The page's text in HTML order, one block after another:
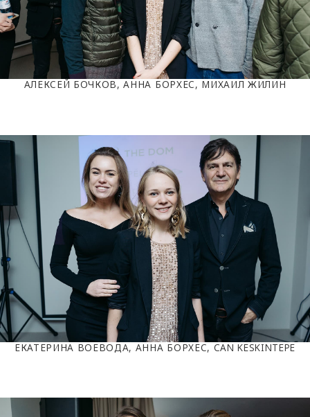
АЛЕКСЕЙ БОЧКОВ, АННА БОРХЕС, МИХАИЛ ЖИЛИН
ЕКАТЕРИНА ВОЕВОДА, АННА БОРХЕС, CAN KESKINTEPE